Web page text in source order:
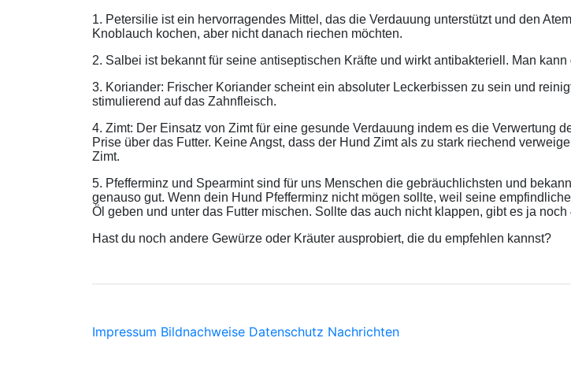
1. Petersilie ist ein hervorragendes Mittel, das die Verdauung unterstützt und den
Knoblauch kochen, aber nicht danach riechen möchten.
2. Salbei ist bekannt für seine antiseptischen Kräfte und wirkt antibakteriell. Man
3. Koriander: Frischer Koriander scheint ein absoluter Leckerbissen zu sein und
stimulierend auf das Zahnfleisch.
4. Zimt: Der Einsatz von Zimt für eine gesunde Verdauung indem es die Verwertung
Prise über das Futter. Keine Angst, dass der Hund Zimt als zu stark riechend
Zimt.
5. Pfefferminz und Spearmint sind für uns Menschen die gebräuchlichsten und
genauso gut. Wenn dein Hund Pfefferminz nicht mögen sollte, weil seine
Öl geben und unter das Futter mischen. Sollte das auch nicht klappen, gibt es ja
Hast du noch andere Gewürze oder Kräuter ausprobiert, die du empfehlen kannst?
Impressum Bildnachweise Datenschutz Nachrichten